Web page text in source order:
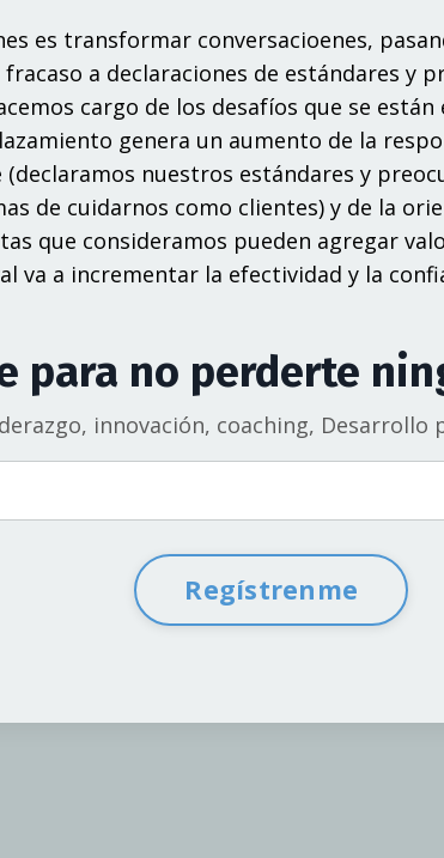
es transformar conversacioenes,
a declaraciones de estándares y
cargo de los desafíos que se
genera un aumento de la
nuestros estándares y
de cuidarnos como clientes) y de la
que consideramos pueden agregar
va a incrementar la efectividad y la
para no perderte
innovación, coaching, Desarrollo
Regístrenme